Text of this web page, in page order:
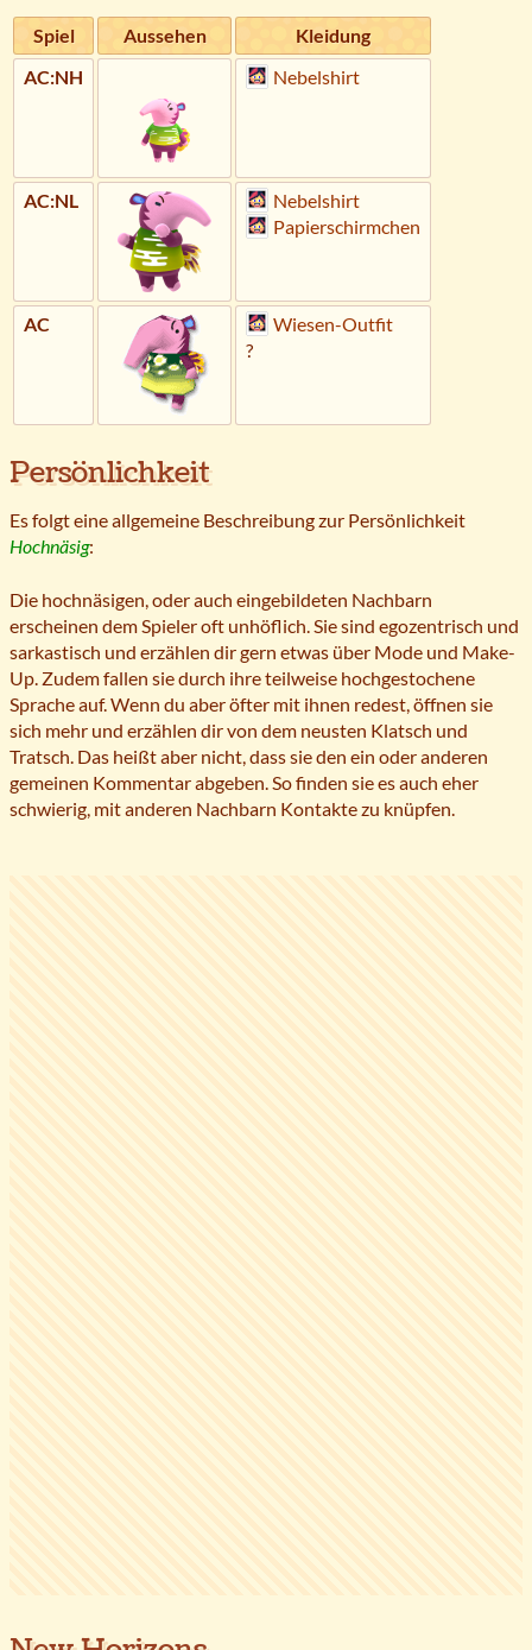
Spiel Aussehen
Kleidung
AC:NH
Nebelshirt
AC:NL
Nebelshirt
Papierschirmchen
AC
Wiesen-Outfit
?
Persönlichkeit
Es folgt eine allgemeine Beschreibung zur Persönlichkeit
Hochnäsig:
Die hochnäsigen, oder auch eingebildeten Nachbarn
erscheinen dem Spieler oft unhöflich. Sie sind egozentrisch und
sarkastisch und erzählen dir gern etwas über Mode und Make-
Up. Zudem fallen sie durch ihre teilweise hochgestochene
Sprache auf. Wenn du aber öfter mit ihnen redest, öffnen sie
sich mehr und erzählen dir von dem neusten Klatsch und
Tratsch. Das heißt aber nicht, dass sie den ein oder anderen
gemeinen Kommentar abgeben. So finden sie es auch eher
schwierig, mit anderen Nachbarn Kontakte zu knüpfen.